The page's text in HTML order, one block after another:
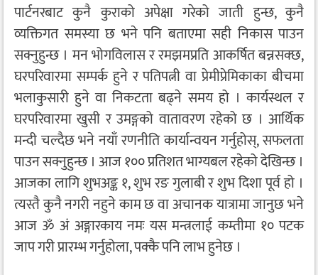
पार्टनरबाट कुनै कुराको अपेक्षा गरेको जाती हुन्छ, कुनै
व्यक्तिगत समस्या छ भने पनि बताएमा सही निकास पाउन
सक्नुहुन्छ । मन भोगविलास र रमझमप्रति आकर्षित बन्नसक्छ,
घरपरिवारमा सम्पर्क हुने र पतिपत्नी वा प्रेमीप्रेमिकाका बीचमा
भलाकुसारी हुने वा निकटता बढ्ने समय हो । कार्यस्थल र
घरपरिवारमा खुसी र उमङ्गको वातावरण रहेको छ । आर्थिक
मन्दी चल्दैछ भने नयाँ रणनीति कार्यान्वयन गर्नुहोस्, सफलता
पाउन सक्नुहुन्छ । आज १०० प्रतिशत भाग्यबल रहेको देखिन्छ ।
आजका लागि शुभअङ्क १, शुभ रङ गुलाबी र शुभ दिशा पूर्व हो ।
त्यस्तै कुनै नगरी नहुने काम छ वा अचानक यात्रामा जानुछ भने
आज ॐ अं अङ्गारकाय नमः यस मन्त्रलाई कम्तीमा १० पटक
जाप गरी प्रारम्भ गर्नुहोला, पक्कै पनि लाभ हुनेछ ।